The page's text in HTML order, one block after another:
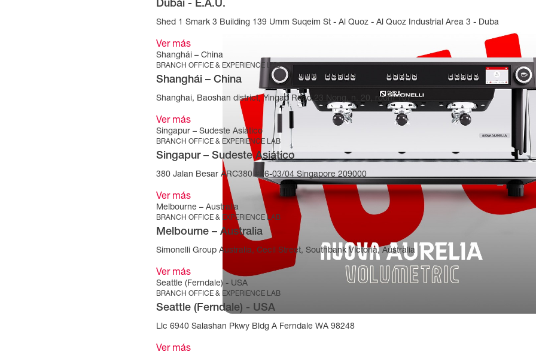
Dubái - E.A.U.
Shed 1 Smark 3 Building 139 Umm Suqeim St - Al Quoz - Al Quoz Industrial Area 3 - Duba
Ver más
Shanghái – China
BRANCH OFFICE & EXPERIENCE LAB
Shanghái – China
Shanghai, Baoshan district, Yingao Road 23 Nong, n. 20, room 107
Ver más
Singapur – Sudeste Asiático
BRANCH OFFICE & EXPERIENCE LAB
Singapur – Sudeste Asiático
380 Jalan Besar ARC380 #06-03/04 Singapore 209000
Ver más
Melbourne – Australia
BRANCH OFFICE & EXPERIENCE LAB
Melbourne – Australia
Simonelli Group Australia, Cecil Street, Southbank Victoria, Australia
Ver más
Seattle (Ferndale) - USA
BRANCH OFFICE & EXPERIENCE LAB
Seattle (Ferndale) - USA
Llc 6940 Salashan Pkwy Bldg A Ferndale WA 98248
Ver más